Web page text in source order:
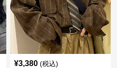
¥3,380 (税込)